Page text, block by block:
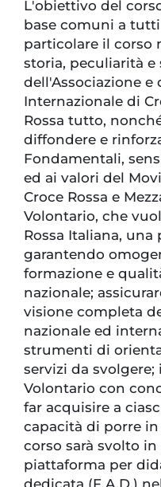
L'obiettivo del
base comuni a tutti
particolare il corso
storia, peculiarità e
dell'Associazione e
Internazionale di
Rossa tutto,
diffondere e
Fondamentali,
ed ai valori del
Croce Rossa e
Volontario, che
Rossa Italiana, una
garantendo
formazione e
nazionale;
visione completa
nazionale ed
strumenti di
servizi da
Volontario con
far acquisire a
capacità di porre in
corso sarà svolto in
piattaforma per